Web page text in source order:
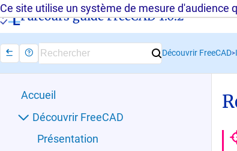
Ce site utilise un système de mesure d'audience
Parcours guidé FreeCAD 1.0.2 -
Découvrir FreeCAD>
Accueil
Découvrir FreeCAD
Présentation